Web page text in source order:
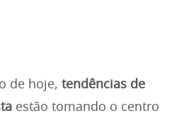
de hoje, tendências de
estão tomando o centro